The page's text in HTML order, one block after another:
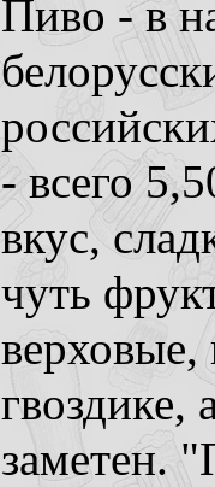
Пиво - в
- всего
вкус,
чуть
гвоздике,
заметен.